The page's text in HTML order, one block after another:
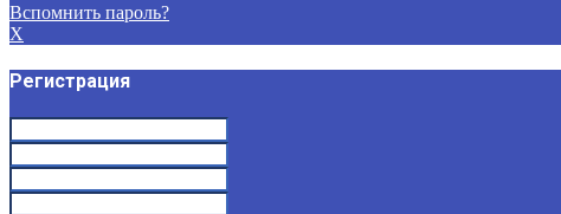
Вспомнить пароль?
X
Регистрация